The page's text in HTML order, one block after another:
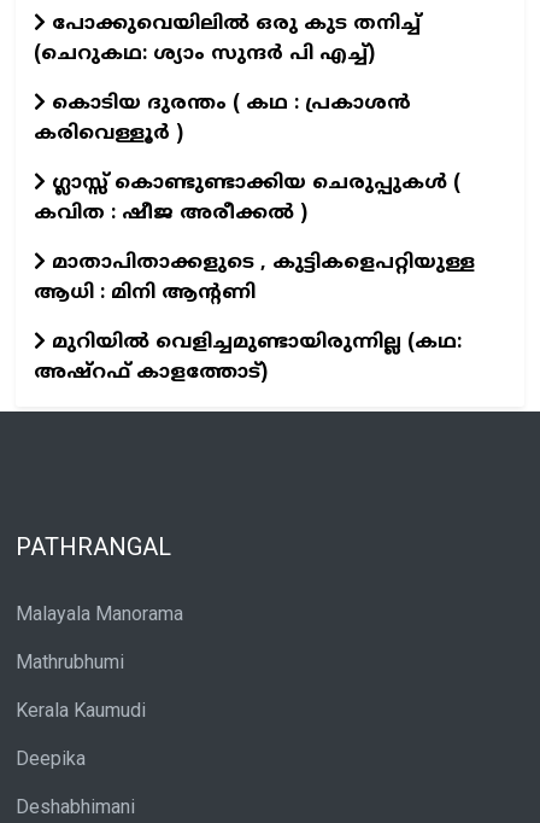
പോക്കുവെയിലിൽ ഒരു കുട തനിച്ച്
(ചെറുകഥ: ശ്യാം സുന്ദര്‍ പി എച്ച്)
കൊടിയ ദുരന്തം ( കഥ : പ്രകാശൻ
കരിവെള്ളൂർ )
ഗ്ലാസ്സ് കൊണ്ടുണ്ടാക്കിയ ചെരുപ്പുകൾ (
കവിത : ഷീജ അരീക്കൽ )
മാതാപിതാക്കളുടെ , കുട്ടികളെപറ്റിയുള്ള
ആധി : മിനി ആന്റണി
മുറിയിൽ വെളിച്ചമുണ്ടായിരുന്നില്ല (കഥ:
അഷ്റഫ് കാളത്തോട്)
PATHRANGAL
Malayala Manorama
Mathrubhumi
Kerala Kaumudi
Deepika
Deshabhimani